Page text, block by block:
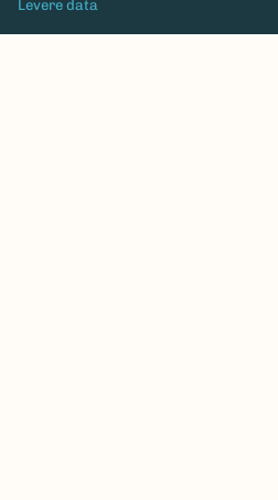
Levere data